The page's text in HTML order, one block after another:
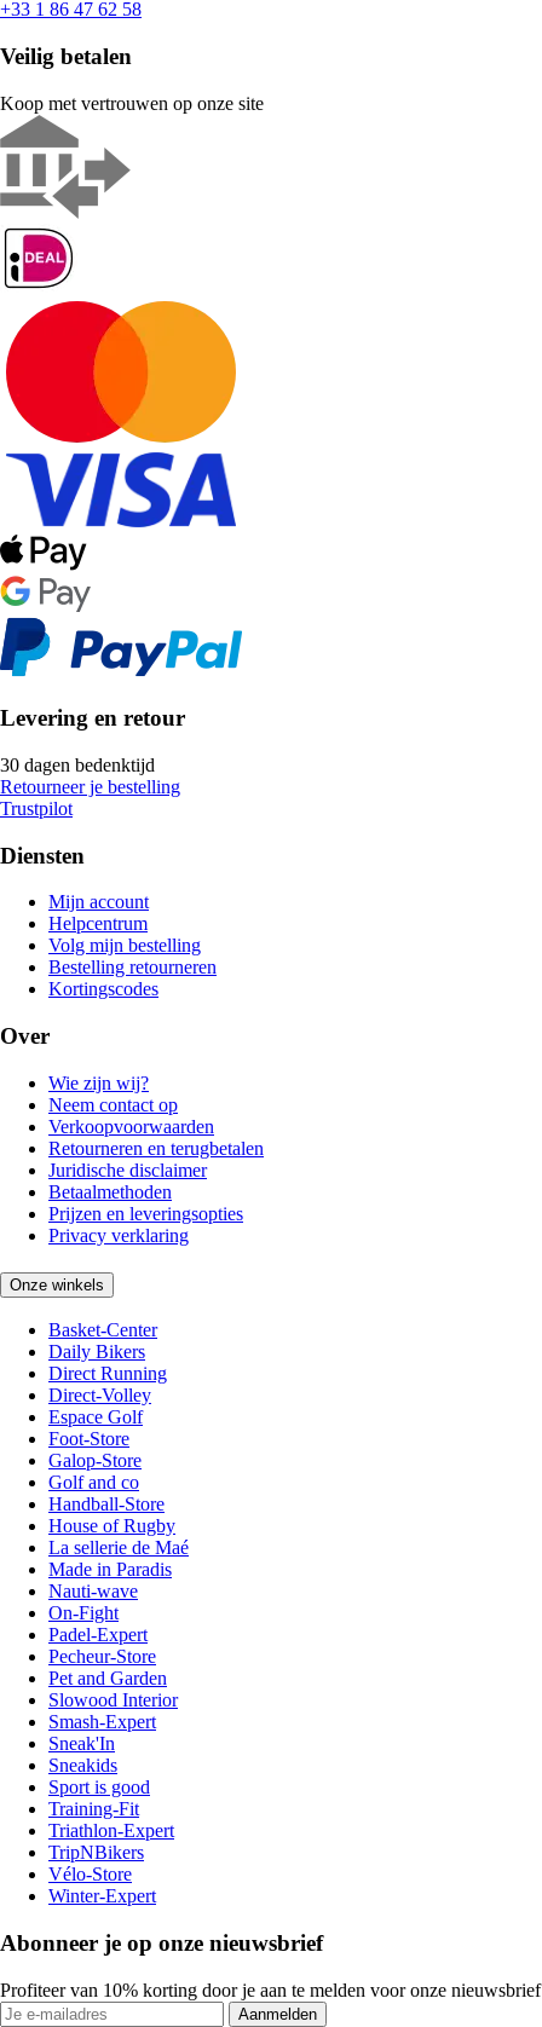
+33 1 86 47 62 58
Veilig betalen
Koop met vertrouwen op onze site
Levering en retour
30 dagen bedenktijd
Retourneer je bestelling
Trustpilot
Diensten
Mijn account
Helpcentrum
Volg mijn bestelling
Bestelling retourneren
Kortingscodes
Over
Wie zijn wij?
Neem contact op
Verkoopvoorwaarden
Retourneren en terugbetalen
Juridische disclaimer
Betaalmethoden
Prijzen en leveringsopties
Privacy verklaring
Onze winkels
Basket-Center
Daily Bikers
Direct Running
Direct-Volley
Espace Golf
Foot-Store
Galop-Store
Golf and co
Handball-Store
House of Rugby
La sellerie de Maé
Made in Paradis
Nauti-wave
On-Fight
Padel-Expert
Pecheur-Store
Pet and Garden
Slowood Interior
Smash-Expert
Sneak'In
Sneakids
Sport is good
Training-Fit
Triathlon-Expert
TripNBikers
Vélo-Store
Winter-Expert
Abonneer je op onze nieuwsbrief
Profiteer van 10% korting door je aan te melden voor onze nieuwsbrief
Aanmelden